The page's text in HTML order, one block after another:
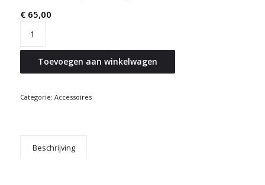
€65,00
Toevoegen aan winkelwagen
Categorie: Accessoires
Beschrijving